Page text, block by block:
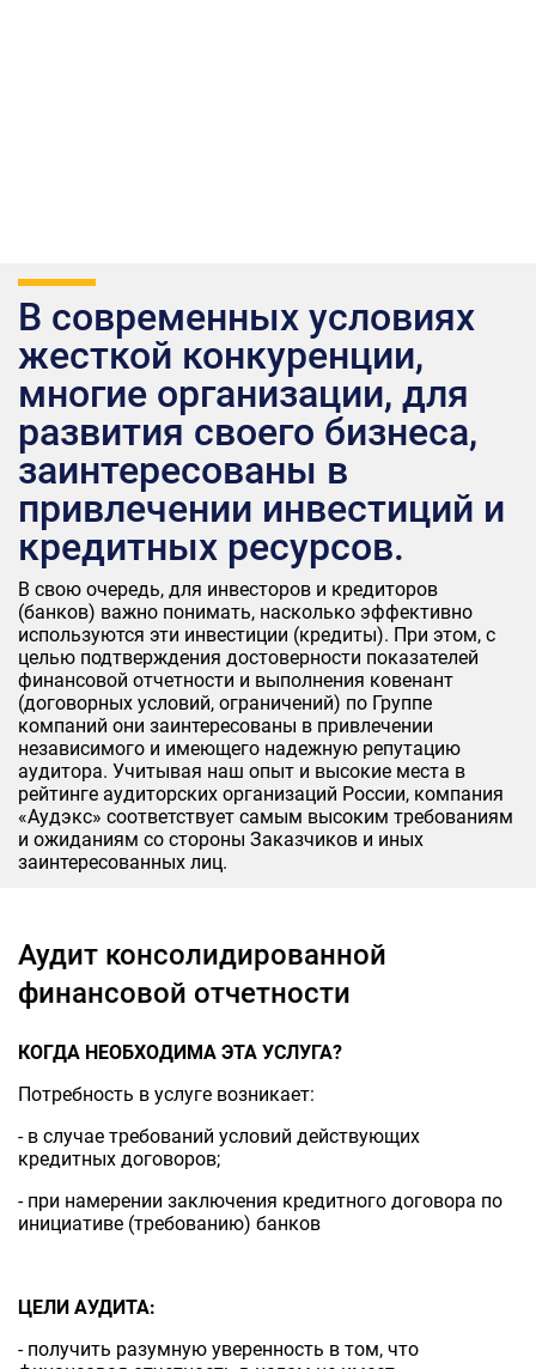
В современных условиях
жесткой конкуренции,
многие организации, для
развития своего бизнеса,
заинтересованы в
привлечении инвестиций и
кредитных ресурсов.
В свою очередь, для инвесторов и кредиторов
(банков) важно понимать, насколько эффективно
используются эти инвестиции (кредиты). При этом, с
целью подтверждения достоверности показателей
финансовой отчетности и выполнения ковенант
(договорных условий, ограничений) по Группе
компаний они заинтересованы в привлечении
независимого и имеющего надежную репутацию
аудитора. Учитывая наш опыт и высокие места в
рейтинге аудиторских организаций России, компания
«Аудэкс» соответствует самым высоким требованиям
и ожиданиям со стороны Заказчиков и иных
заинтересованных лиц.
Аудит консолидированной
финансовой отчетности
КОГДА НЕОБХОДИМА ЭТА УСЛУГА?
Потребность в услуге возникает:
- в случае требований условий действующих
кредитных договоров;
- при намерении заключения кредитного договора по
инициативе (требованию) банков
ЦЕЛИ АУДИТА:
- получить разумную уверенность в том, что